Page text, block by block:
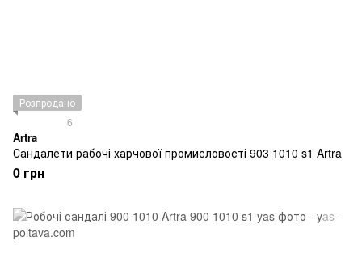
Розпродано
6
Artra
Сандалети рабочі харчової промисловості 903 1010 s1 Artra
0 грн